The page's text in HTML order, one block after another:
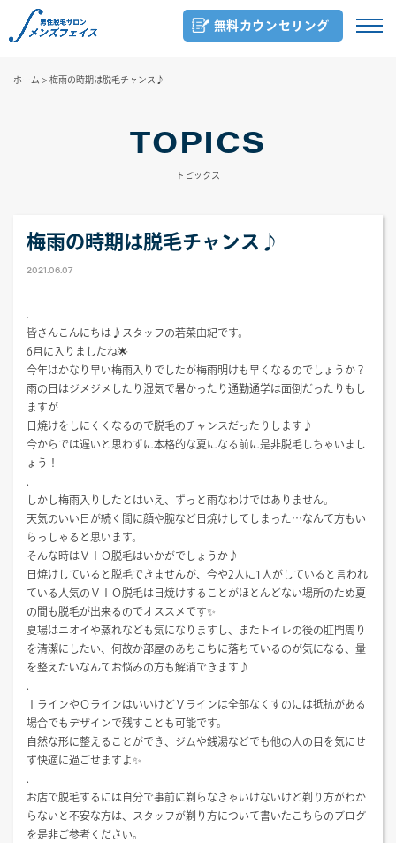
無料カウンセリング
ホーム > 梅雨の時期は脱毛チャンス♪
TOPICS
トピックス
梅雨の時期は脱毛チャンス♪
2021.06.07
皆さんこんにちは♪スタッフの若菜由紀です。
6月に入りましたね🌟
今年はかなり早い梅雨入りでしたが梅雨明けも早くなるのでしょうか？
雨の日はジメジメしたり湿気で暑かったり通勤通学は面倒だったりもし
ますが
日焼けをしにくくなるので脱毛のチャンスだったりします♪
今からでは遅いと思わずに本格的な夏になる前に是非脱毛しちゃいまし
ょう！
しかし梅雨入りしたとはいえ、ずっと雨なわけではありません。
天気のいい日が続く間に顔や腕など日焼けしてしまった…なんて方もい
らっしゃると思います。
そんな時はＶＩＯ脱毛はいかがでしょうか♪
日焼けしていると脱毛できませんが、今や2人に1人がしていると言われ
ている人気のＶＩＯ脱毛は日焼けすることがほとんどない場所のため夏
の間も脱毛が出来るのでオススメです✨
夏場はニオイや蒸れなども気になりますし、またトイレの後の肛門周り
を清潔にしたい、何故か部屋のあちこちに落ちているのが気になる、量
を整えたいなんてお悩みの方も解消できます♪
ＩラインやＯラインはいいけどＶラインは全部なくすのには抵抗がある
場合でもデザインで残すことも可能です。
自然な形に整えることができ、ジムや銭湯などでも他の人の目を気にせ
ず快適に過ごせますよ✨
お店で脱毛するには自分で事前に剃らなきゃいけないけど剃り方がわか
らないと不安な方は、スタッフが剃り方について書いたこちらのブログ
を是非ご参考ください。